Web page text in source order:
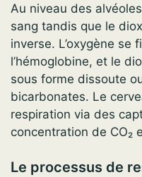
Au niveau des
sang tandis que le
inverse. L’oxygène se
l’hémoglobine, et le
sous forme dissoute
bicarbonates. Le
respiration via des
concentration de CO₂
Le processus de